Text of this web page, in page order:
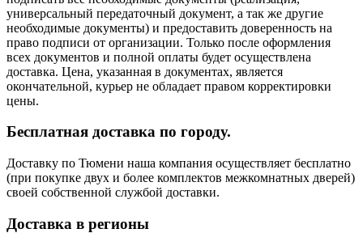
универсальный передаточный документ, а так же другие
необходимые документы) и предоставить доверенность на
право подписи от организации. Только после оформления
всех документов и полной оплаты будет осуществлена
доставка. Цена, указанная в документах, является
окончательной, курьер не обладает правом корректировки
цены.
Бесплатная доставка по городу.
Доставку по Тюмени наша компания осуществляет бесплатно
(при покупке двух и более комплектов межкомнатных дверей)
своей собственной службой доставки.
Доставка в регионы